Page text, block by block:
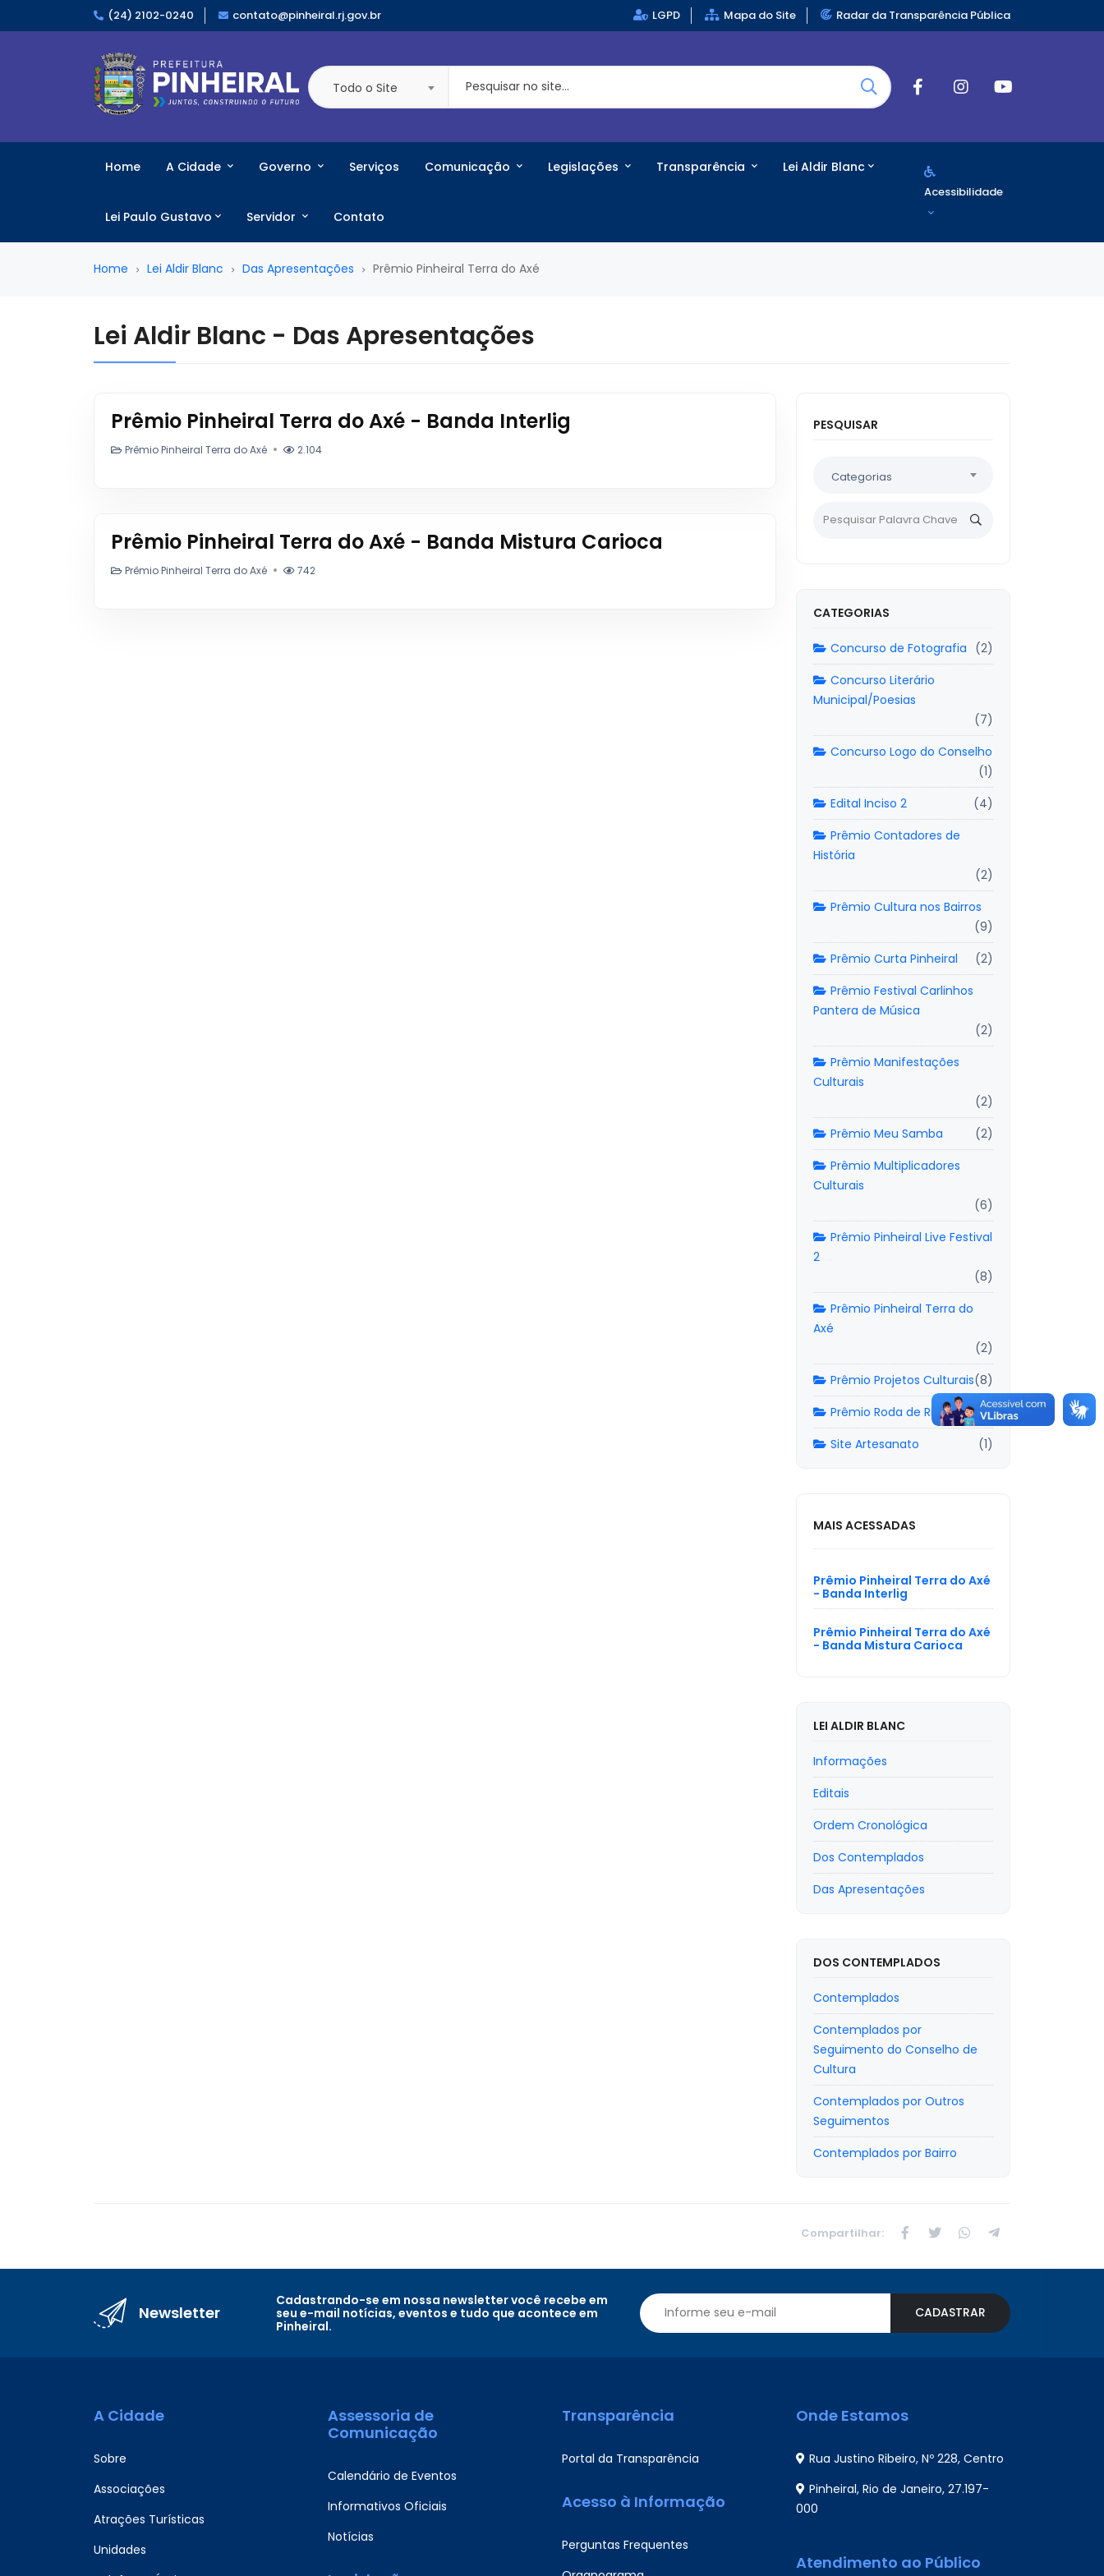
(24) 2102-0240 contato@pinheiral.rj.gov.br LGPD Mapa do Site Radar da Transparência Pública
Todo o Site
Home A Cidade Governo Serviços Comunicação Legislações Transparência Lei Aldir Blanc
Lei Paulo Gustavo Servidor Contato
Acessibilidade
Home Lei Aldir Blanc Das Apresentações Prêmio Pinheiral Terra do Axé
Lei Aldir Blanc - Das Apresentações
Prêmio Pinheiral Terra do Axé - Banda Interlig
Prêmio Pinheiral Terra do Axé 2.104
Prêmio Pinheiral Terra do Axé - Banda Mistura Carioca
Prêmio Pinheiral Terra do Axé 742
PESQUISAR
Categorias
CATEGORIAS
Concurso de Fotografia (2)
Concurso Literário
Municipal/Poesias
(7)
Concurso Logo do Conselho
(1)
Edital Inciso 2
(4)
Prêmio Contadores de
História
(2)
Prêmio Cultura nos Bairros
(9)
Prêmio Curta Pinheiral
(2)
Prêmio Festival Carlinhos
Pantera de Música
(2)
Prêmio Manifestações
Culturais
(2)
Prêmio Meu Samba
(2)
Prêmio Multiplicadores
Culturais
(6)
Prêmio Pinheiral Live Festival
2
(8)
Prêmio Pinheiral Terra do
Axé
(2)
Prêmio Projetos Culturais(8)
Prêmio Roda de Rima
(1)
Site Artesanato
(1)
MAIS ACESSADAS
Prêmio Pinheiral Terra do Axé
- Banda Interlig
Prêmio Pinheiral Terra do Axé
- Banda Mistura Carioca
LEI ALDIR BLANC
Informações
Editais
Ordem Cronológica
Dos Contemplados
Das Apresentações
DOS CONTEMPLADOS
Contemplados
Contemplados por
Seguimento do Conselho de
Cultura
Contemplados por Outros
Seguimentos
Contemplados por Bairro
Compartilhar:
Newsletter
Cadastrando-se em nossa newsletter você recebe em
seu e-mail notícias, eventos e tudo que acontece em
Pinheiral.
CADASTRAR
A Cidade
Sobre
Associações
Atrações Turísticas
Unidades
Assessoria de
Comunicação
Calendário de Eventos
Informativos Oficiais
Notícias
Transparência
Portal da Transparência
Acesso à Informação
Perguntas Frequentes
Onde Estamos
Rua Justino Ribeiro, Nº 228, Centro
Pinheiral, Rio de Janeiro, 27.197-
000
Atendimento ao Público